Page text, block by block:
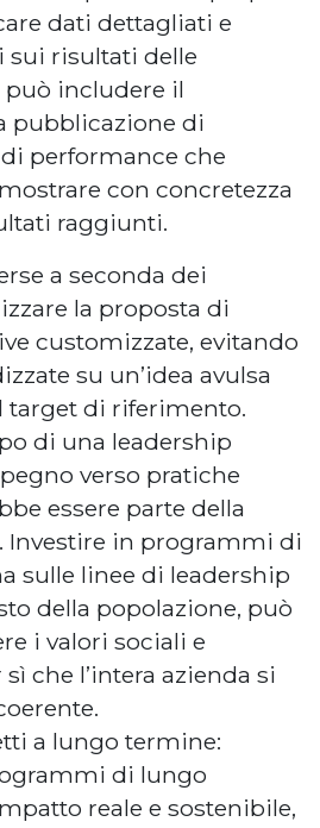
dati dettagliati e
sui risultati delle
può includere il
pubblicazione di
performance che
con concretezza
raggiunti.
a seconda dei
la proposta di
customizzate, evitando
su un’idea avulsa
target di riferimento.
di una leadership
verso pratiche
essere parte della
Investire in programmi di
sulle linee di leadership
della popolazione, può
i valori sociali e
che l’intera azienda si
a lungo termine:
di lungo
reale e sostenibile,